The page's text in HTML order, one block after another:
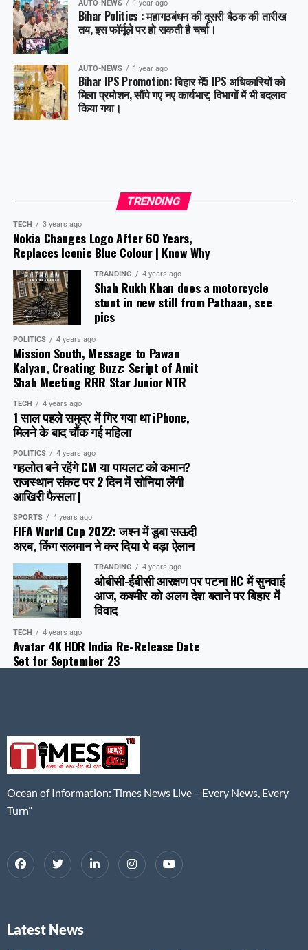
AUTO-NEWS 1 year ago
Bihar Politics : महागठबंधन की दूसरी बैठक की तारीख
तय, इस फॉर्मूले पर हो सकती है चर्चा।
AUTO-NEWS 1 year ago
Bihar IPS Promotion: बिहार में5 IPS अधिकारियों को
मिला प्रमोशन, सौंपे गए नए कार्यभार; विभागों में भी बदलाव
किया गया।
TRENDING
TECH 3 years ago
Nokia Changes Logo After 60 Years,
Replaces Iconic Blue Colour | Know Why
TRANDING 4 years ago
Shah Rukh Khan does a motorcycle
stunt in new still from Pathaan, see
pics
POLITICS 4 years ago
Mission South, Message to Pawan
Kalyan, Creating Buzz: Script of Amit
Shah Meeting RRR Star Junior NTR
TECH 4 years ago
1 साल पहले समुद्र में गिर गया था iPhone,
मिलने के बाद चौंक गई महिला
POLITICS 4 years ago
गहलोत बने रहेंगे CM या पायलट को कमान?
राजस्थान संकट पर 2 दिन में सोनिया लेंगी
आखिरी फैसला |
SPORTS 4 years ago
FIFA World Cup 2022: जश्न में डूबा सऊदी
अरब, क‍िंग सलमान ने कर दिया ये बड़ा ऐलान
TRANDING 4 years ago
ओबीसी-ईबीसी आरक्षण पर पटना HC में सुनवाई
आज, कश्मीर को अलग देश बताने पर बिहार में
विवाद
TECH 4 years ago
Avatar 4K HDR India Re-Release Date
Set for September 23
Ocean of Information: Times News Live – Every News, Every
Turn”
Latest News